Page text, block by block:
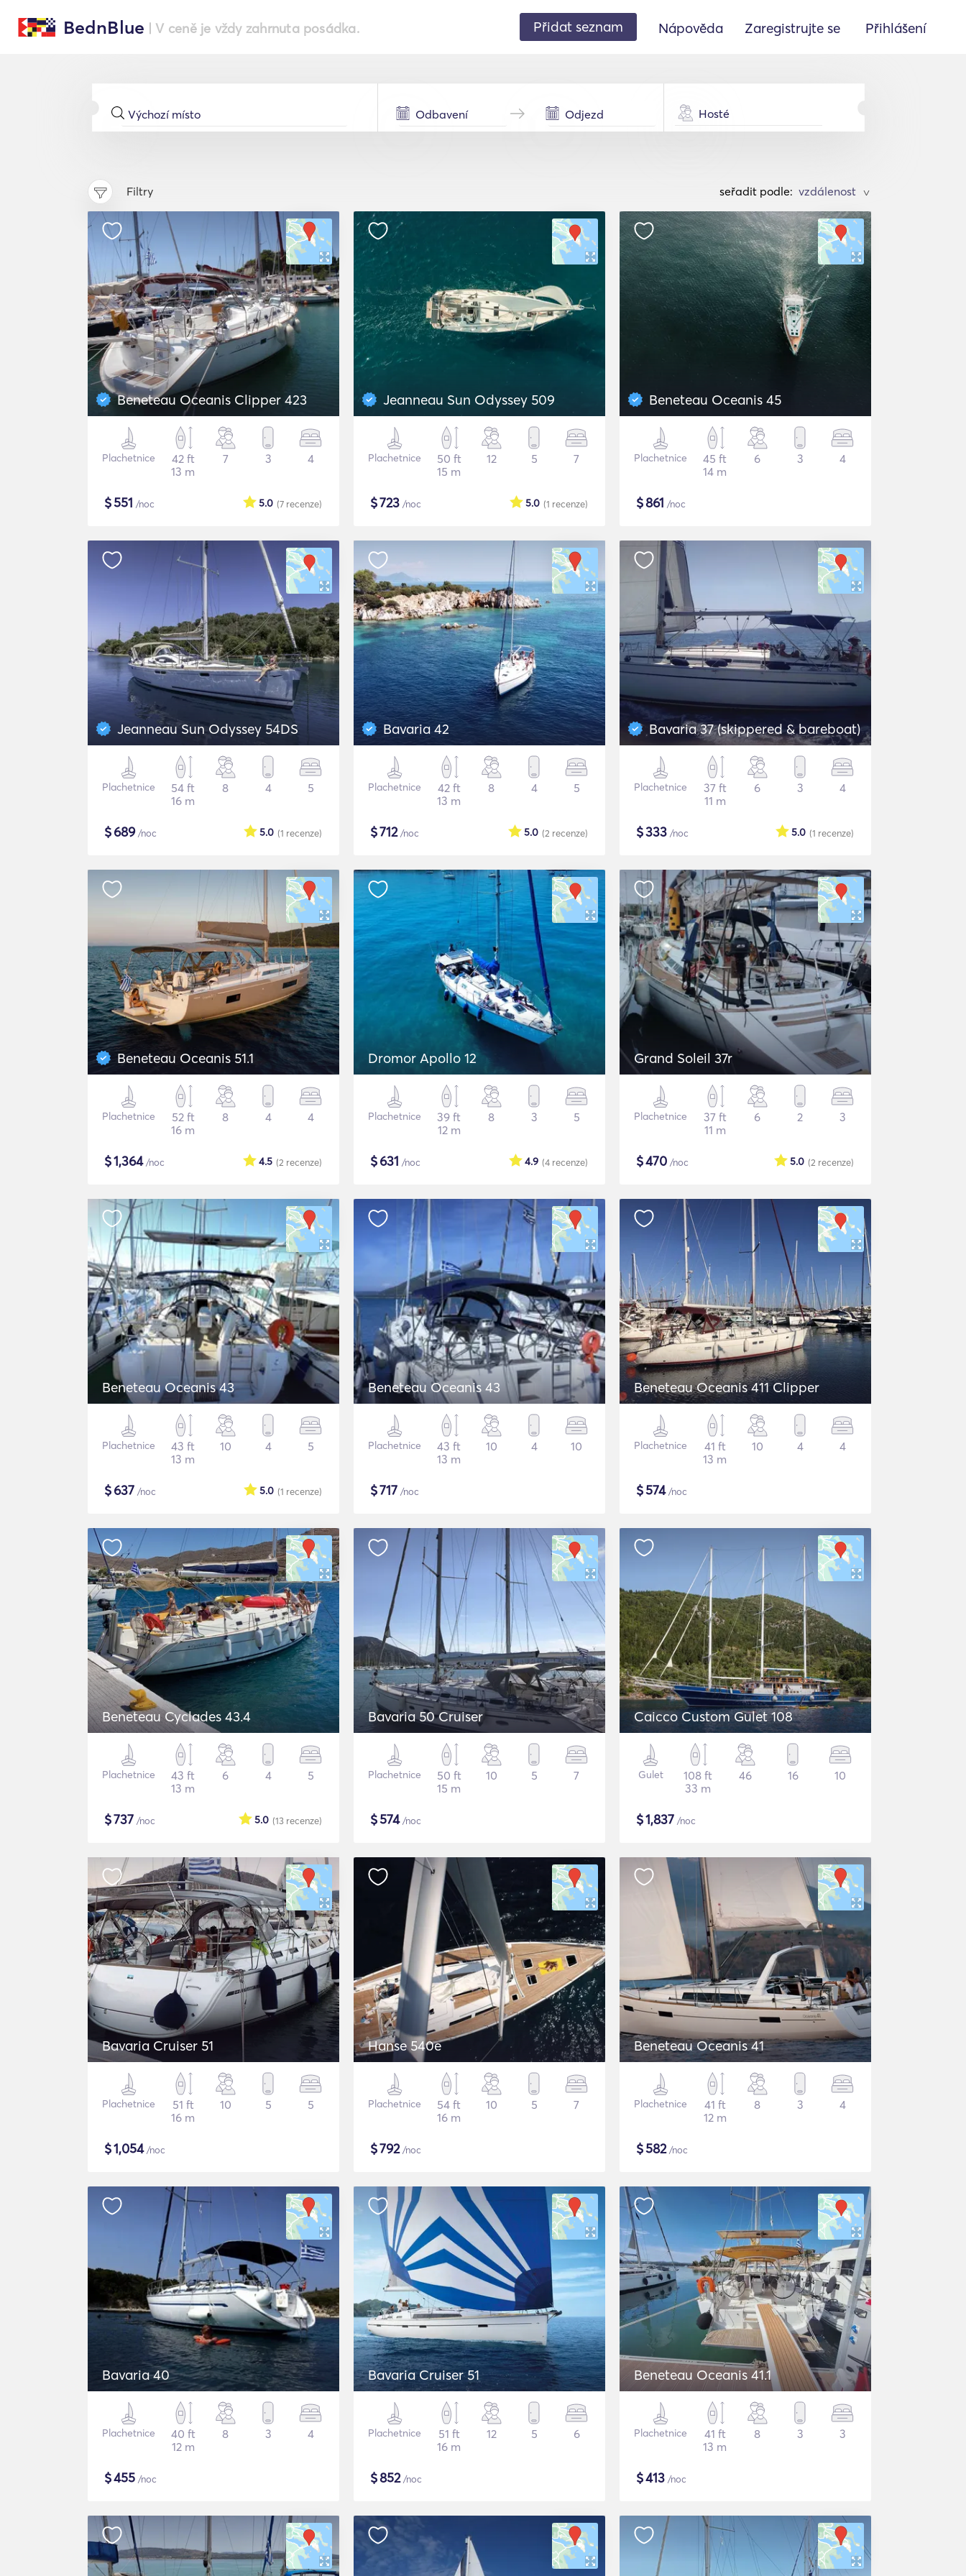
BednBlue | V ceně je vždy zahrnuta posádka. Přidat seznam Nápověda Zaregistrujte se Přihlášení
Hosté
Filtry seřadit podle: >
Beneteau Oceanis Clipper 423
Plachetnice
42 ft
13 m
7 3 4
$551 /noc (7 recenze)
5.0
Jeanneau Sun Odyssey 509
Plachetnice
50 ft
15 m
12 5 7
$723 /noc (1 recenze)
5.0
Beneteau Oceanis 45
Plachetnice
45 ft
14 m
6 3 4
$861 /noc
Jeanneau Sun Odyssey 54DS
Plachetnice
54 ft
16 m
8 4 5
$689/noc (1 recenze)
5.0
Bavaria 42
Plachetnice
42 ft
13 m
8 4 5
$712/noc (2 recenze)
5.0
Bavaria 37 (skippered & bareboat)
Plachetnice
37 ft
11 m
6 3 4
$333 /noc (1 recenze)
5.0
Beneteau Oceanis 51.1
Plachetnice
52 ft
16 m
8 4 4
$1,364/noc (2 recenze)
4.5
Dromor Apollo 12
Plachetnice
39 ft
12 m
8 3 5
$631 /noc (4 recenze)
4.9
Grand Soleil 37r
Plachetnice
37 ft
11 m
6 2 3
$470 /noc (2 recenze)
5.0
Beneteau Oceanis 43
Plachetnice
43 ft
13 m
10 4 5
$637 /noc (1 recenze)
5.0
Beneteau Oceanis 43
Plachetnice
43 ft
13 m
10 4 10
$717 /noc
Beneteau Oceanis 411 Clipper
Plachetnice
41 ft
13 m
10 4 4
$574/noc
Beneteau Cyclades 43.4
Plachetnice
43 ft
13 m
6 4 5
$737 /noc (13 recenze)
5.0
Bavaria 50 Cruiser
Plachetnice
50 ft
15 m
10 5 7
$574/noc
Caicco Custom Gulet 108
Gulet
108 ft
33 m
46 16 10
$1,837 /noc
Bavaria Cruiser 51
Plachetnice
51 ft
16 m
10 5 5
$1,054/noc
Hanse 540e
Plachetnice
54 ft
16 m
10 5 7
$792/noc
Beneteau Oceanis 41
Plachetnice
41 ft
12 m
8 3 4
$582/noc
Bavaria 40
Plachetnice
40 ft
12 m
8 3 4
$455 /noc
Bavaria Cruiser 51
Plachetnice
51 ft
16 m
12 5 6
$852/noc
Beneteau Oceanis 41.1
Plachetnice
41 ft
13 m
8 3 3
$413 /noc